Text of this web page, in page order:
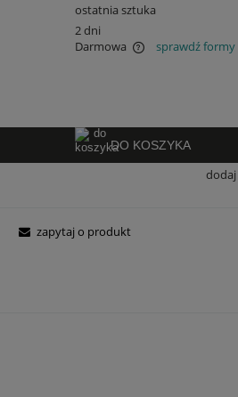
ostatnia sztuka
2 dni
Darmowa
kosztów
sprawdź
DO KOSZYKA
zapytaj o produkt